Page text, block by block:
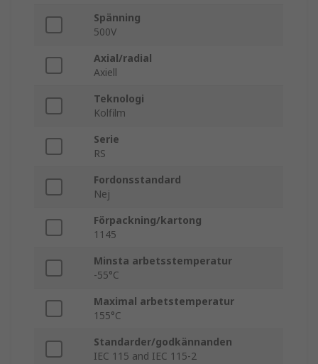
Spänning
500V
Axial/radial
Axiell
Teknologi
Kolfilm
Serie
RS
Fordonsstandard
Nej
Förpackning/kartong
1145
Minsta arbetsstemperatur
-55°C
Maximal arbetstemperatur
155°C
Standarder/godkännanden
IEC 115 and IEC 115-2